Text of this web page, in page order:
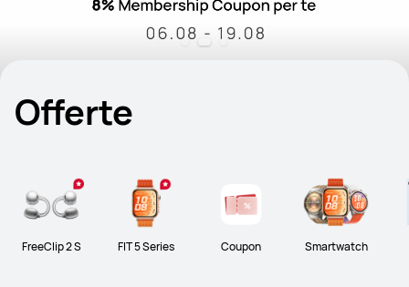
Offerte
FreeClip 2 S FIT 5 Series Coupon Smartwatch